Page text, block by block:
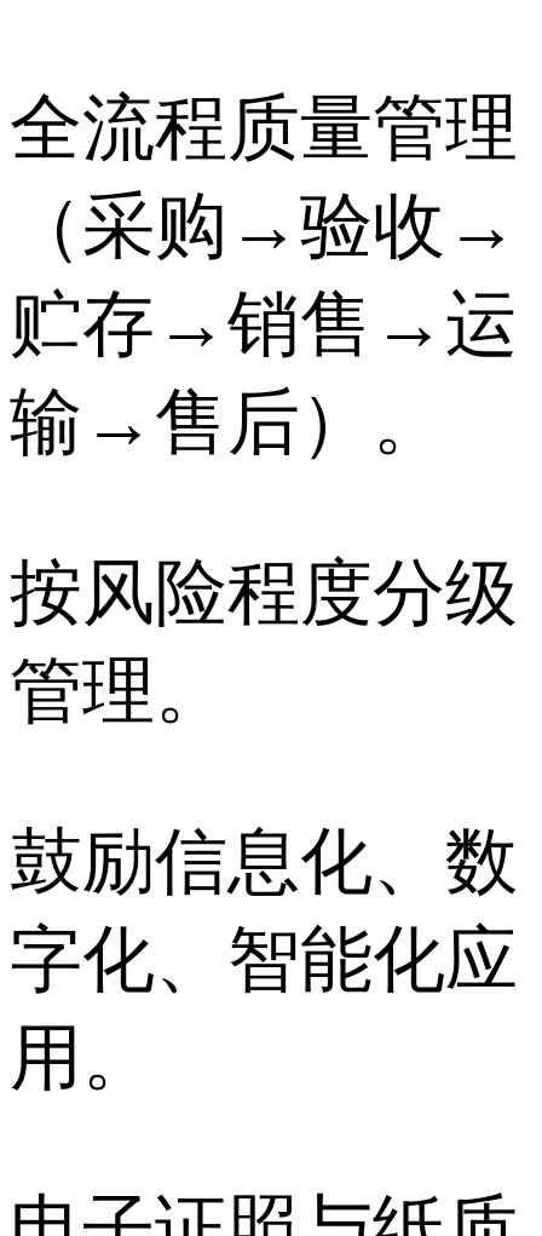
全流程质量管理
（采购→验收→
贮存→销售→运
输→售后）。
按风险程度分级
管理。
鼓励信息化、数
字化、智能化应
用。